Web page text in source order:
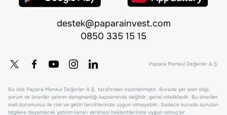
destek@paparainvest.com
0850 335 15 15
Papara Menkul Değerler A.Ş.
Bu site Papara Menkul Değerler A.Ş. tarafından hazırlanmıştır. Burada yer alan bilgi,
yorum ve öneriler yatırım danışmanlığı kapsamında değildir, genel niteliktedir. Bu öneriler
mali durumunuz ile risk ve getiri tercihlerinize uygun olmayabilir. Sadece burada sunulan
bilgilere dayanılarak yatırım kararı verilmesi beklentilerinize uygun sonuçlar